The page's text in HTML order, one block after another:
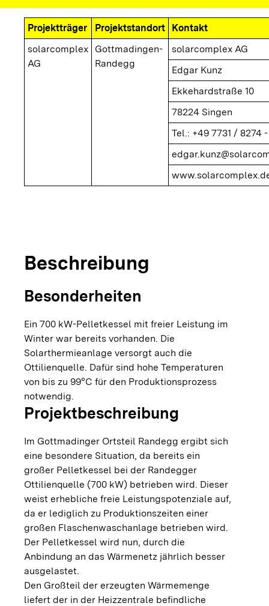
Projektträger Projektstandort
Kontakt
solarcomplex
AG
Gottmadingen-
Randegg
solarcomplex AG
Edgar Kunz
Ekkehardstraße 10
78224 Singen
Tel.: +49 7731 / 8274 -
Beschreibung
Besonderheiten
Ein 700 kW-Pelletkessel mit freier Leistung im
Winter war bereits vorhanden. Die
Solarthermieanlage versorgt auch die
Ottilienquelle. Dafür sind hohe Temperaturen
von bis zu 99°C für den Produktionsprozess
notwendig.
Projektbeschreibung
Im Gottmadinger Ortsteil Randegg ergibt sich
eine besondere Situation, da bereits ein
großer Pelletkessel bei der Randegger
Ottilienquelle (700 kW) betrieben wird. Dieser
weist erhebliche freie Leistungspotenziale auf,
da er lediglich zu Produktionszeiten einer
großen Flaschenwaschanlage betrieben wird.
Der Pelletkessel wird nun, durch die
Anbindung an das Wärmenetz jährlich besser
ausgelastet.
Den Großteil der erzeugten Wärmemenge
liefert der in der Heizzentrale befindliche